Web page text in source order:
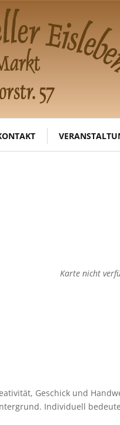
Karte nicht
Geschick und
Individuell